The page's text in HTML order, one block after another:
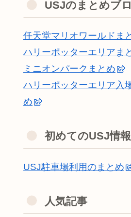
USJのまとめブ
任天堂マリオワールドま
ハリーポッターエリアま
ミニオンパークまとめ
ハリーポッターエリア入
め
初めてのUSJ情
USJ駐車場利用のまとめ
人気記事